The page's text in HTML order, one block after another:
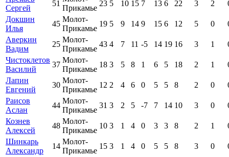
Сергей
51
Прикамье
23 5 10 15 7 13 6 22 3 2
Докшин
Илья
45
Молот-
Прикамье
19 5 9 14 9 15 6 12 5 0
Аверкин
Вадим
25
Молот-
Прикамье
43 4 7 11 -5 14 19 16 3 1
Чистоклетов
Василий
37
Молот-
Прикамье
18 3 5 8 1 6 5 18 2 1
Лапин
Евгений
30
Молот-
Прикамье
12 2 4 6 0 5 5 8 2 0
Раисов
Аслан
44
Молот-
Прикамье
31 3 2 5 -7 7 14 10 3 0
Кознев
Алексей
48
Молот-
Прикамье
10 3 1 4 0 3 3 8 2 1
Шинкарь
Александр
14
Молот-
Прикамье
15 3 1 4 0 5 5 8 3 0